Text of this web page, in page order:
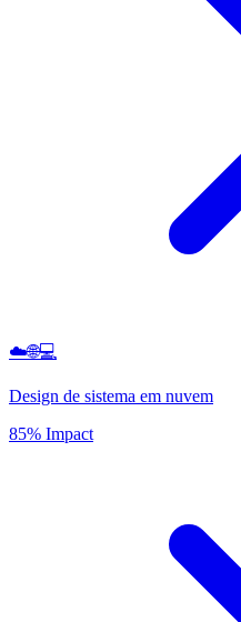
☁️🌐💻
Design de sistema em nuvem
85% Impact